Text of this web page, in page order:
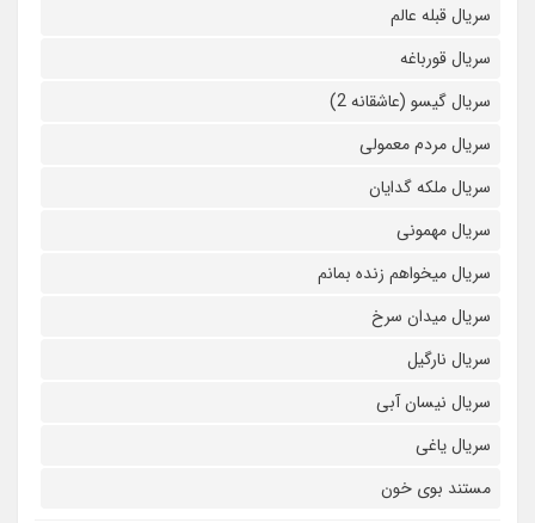
سریال قبله عالم
سریال قورباغه
سریال گیسو (عاشقانه 2)
سریال مردم معمولی
سریال ملکه گدایان
سریال مهمونی
سریال میخواهم زنده بمانم
سریال میدان سرخ
سریال نارگیل
سریال نیسان آبی
سریال یاغی
مستند بوی خون